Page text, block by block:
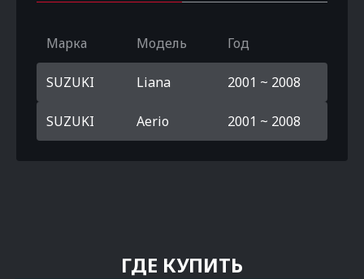
Марка Модель Год
SUZUKI Liana 2001 ~ 2008
SUZUKI Aerio 2001 ~ 2008
ГДЕ КУПИТЬ